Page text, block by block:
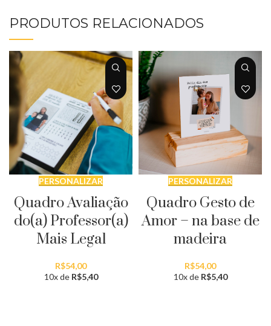
PRODUTOS RELACIONADOS
PERSONALIZAR
Quadro Avaliação
do(a) Professor(a)
Mais Legal
R$54,00
10x de R$5,40
PERSONALIZAR
Quadro Gesto de
Amor – na base de
madeira
R$54,00
10x de R$5,40